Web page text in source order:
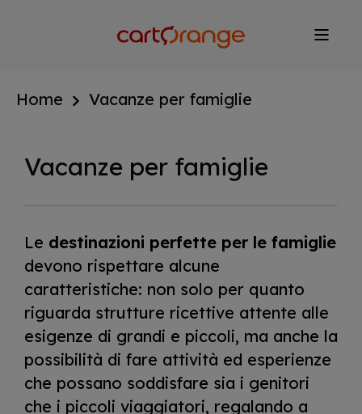
Home Vacanze per famiglie
Vacanze per famiglie
Le destinazioni perfette per le famiglie
devono rispettare alcune
caratteristiche: non solo per quanto
riguarda strutture ricettive attente alle
esigenze di grandi e piccoli, ma anche la
possibilità di fare attività ed esperienze
che possano soddisfare sia i genitori
che i piccoli viaggiatori, regalando a